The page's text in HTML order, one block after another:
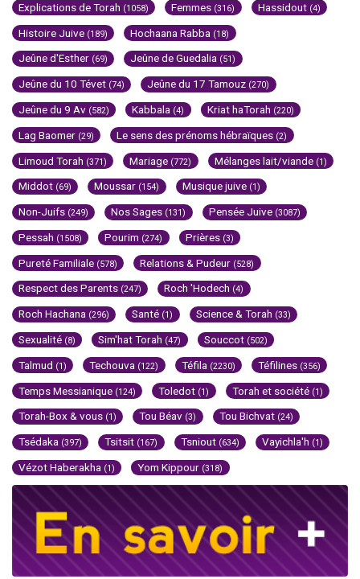
Explications de Torah (1058) Femmes (316) Hassidout (4)
Histoire Juive (189) Hochaana Rabba (18)
Jeûne d'Esther (69) Jeûne de Guedalia (51)
Jeûne du 10 Tévet (74) Jeûne du 17 Tamouz (270)
Jeûne du 9 Av (582) Kabbala (4) Kriat haTorah (220)
Lag Baomer (29) Le sens des prénoms hébraïques (2)
Limoud Torah (371) Mariage (772) Mélanges lait/viande (1)
Middot (69) Moussar (154) Musique juive (1)
Non-Juifs (249) Nos Sages (131) Pensée Juive (3087)
Pessah (1508) Pourim (274) Prières (3)
Pureté Familiale (578) Relations & Pudeur (528)
Respect des Parents (247) Roch 'Hodech (4)
Roch Hachana (296) Santé (1) Science & Torah (33)
Sexualité (8) Sim'hat Torah (47) Souccot (502)
Talmud (1) Techouva (122) Téfila (2230) Téfilines (356)
Temps Messianique (124) Toledot (1) Torah et société (1)
Torah-Box & vous (1) Tou Béav (3) Tou Bichvat (24)
Tsédaka (397) Tsitsit (167) Tsniout (634) Vayichla'h (1)
Vézot Haberakha (1) Yom Kippour (318)